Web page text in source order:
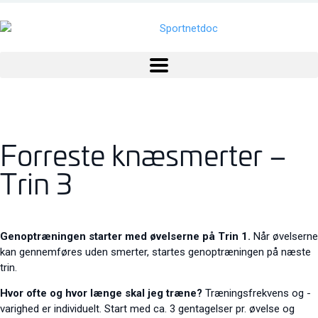
Forreste knæsmerter –
Trin 3
Genoptræningen starter med øvelserne på Trin 1. Når øvelserne
kan gennemføres uden smerter, startes genoptræningen på næste
trin.
Hvor ofte og hvor længe skal jeg træne? Træningsfrekvens og -
varighed er individuelt. Start med ca. 3 gentagelser pr. øvelse og